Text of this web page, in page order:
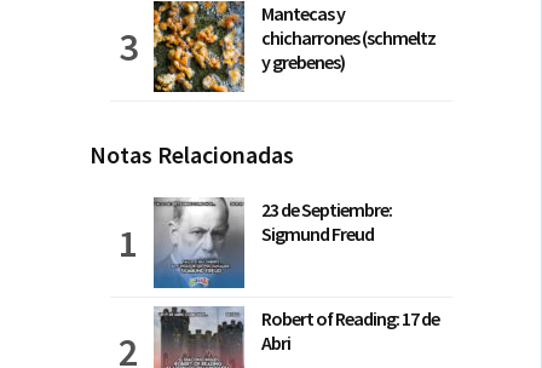
Mantecas y
chicharrones (schmeltz
y grebenes)
Notas Relacionadas
23 de Septiembre:
Sigmund Freud
Robert of Reading: 17 de
Abri